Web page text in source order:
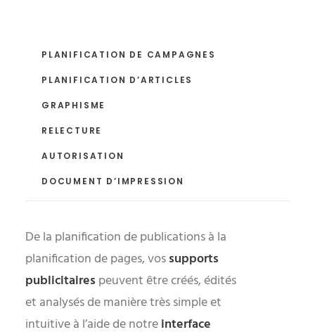
PLANIFICATION DE CAMPAGNES
PLANIFICATION D’ARTICLES
GRAPHISME
RELECTURE
AUTORISATION
DOCUMENT D’IMPRESSION
De la planification de publications à la
planification de pages, vossupports
publicitaires peuvent être créés, édités
et analysés de manière très simple et
intuitive à l’aide de notreinterface